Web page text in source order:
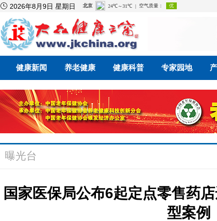
 2026年8月9日 星期日
健康新闻 养老健康 健康科普 专家园地
曝光台
国家医保局公布6起定点零售药
型案例